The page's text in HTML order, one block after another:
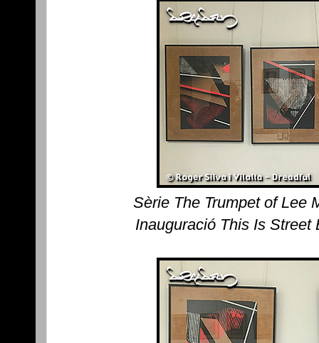
Sèrie The Trumpet of Lee
Inauguració This Is Street